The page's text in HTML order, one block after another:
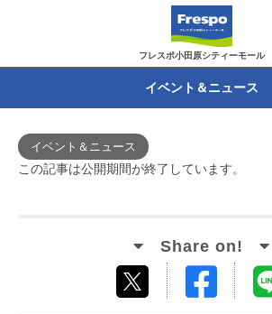
フレスポ小田原シティーモール
イベント＆ニュース
イベント＆ニュース
この記事は公開期間が終了しています。